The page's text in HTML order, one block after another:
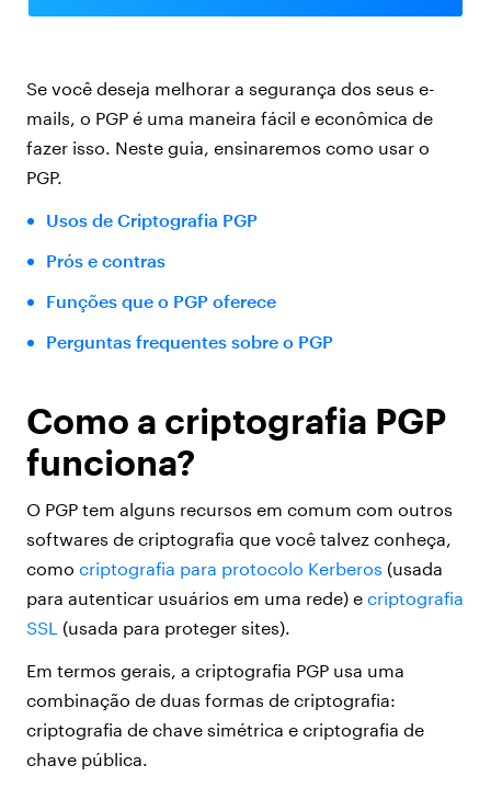
Se você deseja melhorar a segurança dos seus e-
mails, o PGP é uma maneira fácil e econômica de
fazer isso. Neste guia, ensinaremos como usar o
PGP.
Usos de Criptografia PGP
Prós e contras
Funções que o PGP oferece
Perguntas frequentes sobre o PGP
Como a criptografia PGP
funciona?
O PGP tem alguns recursos em comum com outros
softwares de criptografia que você talvez conheça,
como criptografia para protocolo Kerberos (usada
para autenticar usuários em uma rede) e criptografia
SSL (usada para proteger sites).
Em termos gerais, a criptografia PGP usa uma
combinação de duas formas de criptografia:
criptografia de chave simétrica e criptografia de
chave pública.